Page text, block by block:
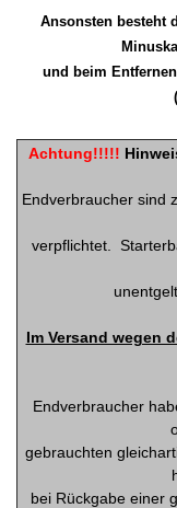
Ansonsten besteht
und beim
Achtung!!!!!
Endverbraucher sind
verpflichtet.
Im Versand wegen
Endverbraucher
gebrauchten
bei Rückgabe einer